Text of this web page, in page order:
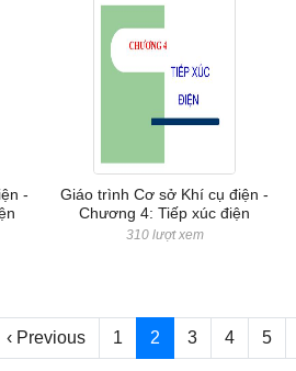
-
Giáo trình Cơ sở Khí cụ điện -
Chương 4: Tiếp xúc điện
310 lượt xem
‹ Previous 1 2 3 4 5